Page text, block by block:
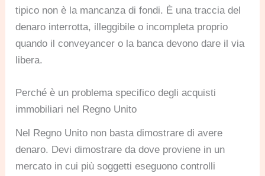
tipico non è la mancanza di fondi. È una traccia del
denaro interrotta, illeggibile o incompleta proprio
quando il conveyancer o la banca devono dare il via
libera.
Perché è un problema specifico degli acquisti
immobiliari nel Regno Unito
Nel Regno Unito non basta dimostrare di avere
denaro. Devi dimostrare da dove proviene in un
mercato in cui più soggetti eseguono controlli